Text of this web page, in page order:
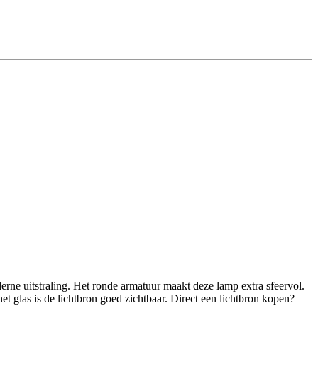
uitstraling. Het ronde armatuur maakt deze lamp extra sfeervol.
glas is de lichtbron goed zichtbaar. Direct een lichtbron kopen?